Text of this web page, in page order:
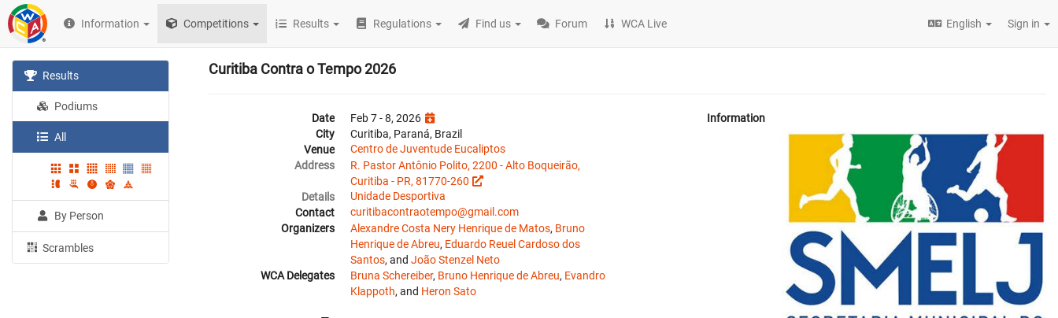
Information Competitions Results Regulations Find us Forum WCA Live English Sign in
Results
Podiums
All
By Person
Scrambles
Curitiba Contra o Tempo 2026
Date
Feb 7 - 8, 2026
City
Curitiba, Paraná, Brazil
Venue
Centro de Juventude Eucaliptos
Address
R. Pastor Antônio Polito, 2200 - Alto Boqueirão,
Curitiba - PR, 81770-260
Details
Unidade Desportiva
Contact
curitibacontraotempo@gmail.com
Organizers
Alexandre Costa Nery Henrique de Matos, Bruno
Henrique de Abreu, Eduardo Reuel Cardoso dos
Santos, and João Stenzel Neto
WCA Delegates
Bruna Schereiber, Bruno Henrique de Abreu, Evandro
Klappoth, and Heron Sato
Information